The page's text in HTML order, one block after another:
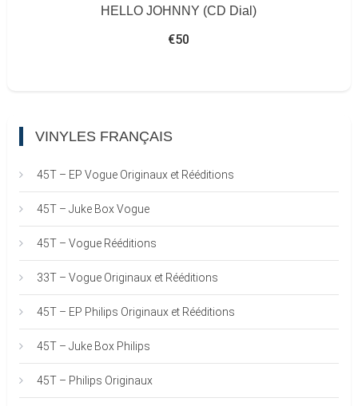
HELLO JOHNNY (CD Dial)
€50
VINYLES FRANÇAIS
45T – EP Vogue Originaux et Rééditions
45T – Juke Box Vogue
45T – Vogue Rééditions
33T – Vogue Originaux et Rééditions
45T – EP Philips Originaux et Rééditions
45T – Juke Box Philips
45T – Philips Originaux